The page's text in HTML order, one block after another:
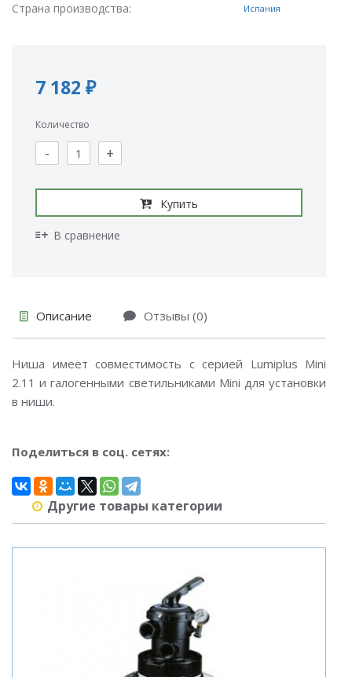
Страна производства: Испания
7 182 ₽
Количество
- +
Купить
В сравнение
Описание Отзывы (0)
Ниша имеет совместимость с серией Lumiplus Mini
2.11 и галогенными светильниками Mini для установки
в ниши.
Поделиться в соц. сетях:
Другие товары категории